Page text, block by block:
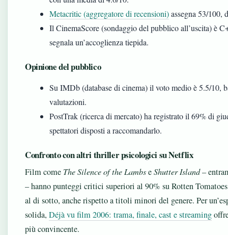
Metacritic (aggregatore di recensioni)assegna 53/100,
Il CinemaScore (sondaggio del pubblico all’uscita) è
segnala un’accoglienza tiepida.
Opinione del pubblico
Su IMDb (database di cinema) il voto medio è 5.5/10,
valutazioni.
PostTrak (ricerca di mercato) ha registrato il 69% di
spettatori disposti a raccomandarlo.
Confronto con altri thriller psicologici su Netflix
Film come The Silence of the LambseShutter Island–
– hanno punteggi critici superiori al 90% su Rotten
al di sotto, anche rispetto a titoli minori del genere. Per
solida, Déjà vu film 2006: trama, finale, cast e streaming
più convincente.